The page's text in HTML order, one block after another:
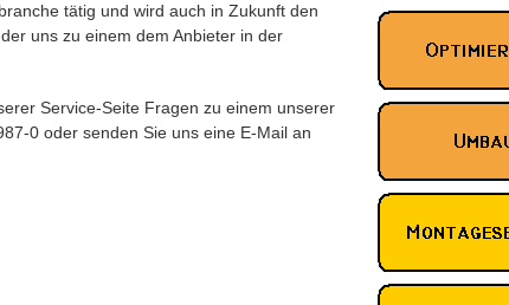
tätig und wird auch in Zukunft den
uns zu einem dem Anbieter in der
Service-Seite Fragen zu einem unserer
0 oder senden Sie uns eine E-Mail an